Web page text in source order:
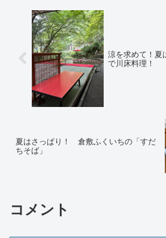
涼を求めて！夏
で川床料理！
夏はさっぱり！ 倉敷ふくいちの「すだ
ちそば」
コメント